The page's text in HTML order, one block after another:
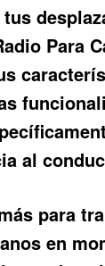
Para
al
para
en